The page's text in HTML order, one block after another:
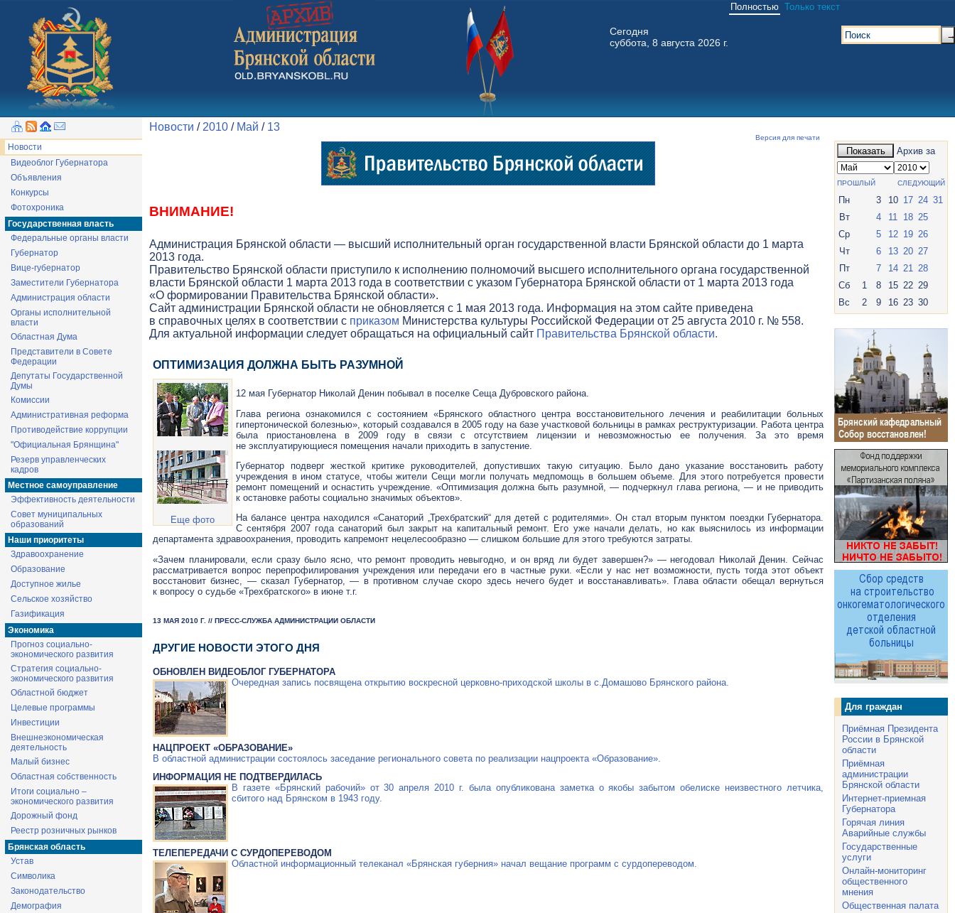
Полностью Только текст
Сегодня
суббота, 8 августа 2026 г.
→
Новости
Видеоблог Губернатора
Объявления
Конкурсы
Фотохроника
Государственная власть
Федеральные органы власти
Губернатор
Вице-губернатор
Заместители Губернатора
Администрация области
Органы исполнительной
власти
Областная Дума
Представители в Совете
Федерации
Депутаты Государственной
Думы
Комиссии
Административная реформа
Противодействие коррупции
"Официальная Брянщина"
Резерв управленческих
кадров
Местное самоуправление
Эффективность деятельности
Совет муниципальных
образований
Наши приоритеты
Здравоохранение
Образование
Доступное жилье
Сельское хозяйство
Газификация
Экономика
Прогноз социально-
экономического развития
Стратегия социально-
экономического развития
Областной бюджет
Целевые программы
Инвестиции
Внешнеэкономическая
деятельность
Малый бизнес
Областная собственность
Итоги социально –
экономического развития
Дорожный фонд
Реестр розничных рынков
Брянская область
Устав
Символика
Законодательство
Демография
Новости / 2010 / Май / 13
Версия для печати
ВНИМАНИЕ!
Администрация Брянской области — высший исполнительный орган государственной власти Брянской области до 1 марта
2013 года.
Правительство Брянской области приступило к исполнению полномочий высшего исполнительного органа государственной
власти Брянской области 1 марта 2013 года в соответствии с указом Губернатора Брянской области от 1 марта 2013 года
«О формировании Правительства Брянской области».
Cайт администрации Брянской области не обновляется с 1 мая 2013 года. Информация на этом сайте приведена
в справочных целях в соответствии с приказом Министерства культуры Российской Федерации от 25 августа 2010 г. № 558.
Для актуальной информации следует обращаться на официальный сайт Правительства Брянской области.
ОПТИМИЗАЦИЯ ДОЛЖНА БЫТЬ РАЗУМНОЙ
Еще фото
12 мая Губернатор Николай Денин побывал в поселке Сеща Дубровского района.
Глава региона ознакомился с состоянием «Брянского областного центра восстановительного лечения и реабилитации больных
гипертонической болезнью», который создавался в 2005 году на базе участковой больницы в рамках реструктуризации. Работа центра
была приостановлена в 2009 году в связи с отсутствием лицензии и невозможностью ее получения. За это время
не эксплуатирующиеся помещения начали приходить в запустение.
Губернатор подверг жесткой критике руководителей, допустивших такую ситуацию. Было дано указание восстановить работу
учреждения в ином статусе, чтобы жители Сещи могли получать медпомощь в большем объеме. Для этого потребуется провести
ремонт помещений и оснастить учреждение. «Оптимизация должна быть разумной, — подчеркнул глава региона, — и не приводить
к остановке работы социально значимых объектов».
На балансе центра находился «Санаторий „Трехбратский“ для детей с родителями». Он стал вторым пунктом поездки Губернатора.
С сентября 2007 года санаторий был закрыт на капитальный ремонт. Его уже начали делать, но как выяснилось из информации
департамента здравоохранения, проводить капремонт нецелесообразно — слишком большие для этого требуются затраты.
«Зачем планировали, если сразу было ясно, что ремонт проводить невыгодно, и он вряд ли будет завершен?» — негодовал Николай Денин. Сейчас
рассматривается вопрос перепрофилирования учреждения или передачи его в частные руки. «Если у нас нет возможности, пусть тогда этот объект
восстановит бизнес, — сказал Губернатор, — в противном случае скоро здесь нечего будет и восстанавливать». Глава области обещал вернуться
к вопросу о судьбе «Трехбратского» в июне т.г.
13 МАЯ 2010 Г. // ПРЕСС-СЛУЖБА АДМИНИСТРАЦИИ ОБЛАСТИ
ДРУГИЕ НОВОСТИ ЭТОГО ДНЯ
ОБНОВЛЕН ВИДЕОБЛОГ ГУБЕРНАТОРА
Очередная запись посвящена открытию воскресной церковно-приходской школы в с.Домашово Брянского района.
НАЦПРОЕКТ «ОБРАЗОВАНИЕ»
В областной администрации состоялось заседание регионального совета по реализации нацпроекта «Образование».
ИНФОРМАЦИЯ НЕ ПОДТВЕРДИЛАСЬ
В газете «Брянский рабочий» от 30 апреля 2010 г. была опубликована заметка о якобы забытом обелиске неизвестного летчика,
сбитого над Брянском в 1943 году.
ТЕЛЕПЕРЕДАЧИ С СУРДОПЕРЕВОДОМ
Областной информационный телеканал «Брянская губерния» начал вещание программ с сурдопереводом.
Показать Архив за
ПРОШЛЫЙ СЛЕДУЮЩИЙ
Пн 3 10 17 24 31
Вт
4 11 18 25
Ср
5 12 19 26
Чт
6 13 20 27
Пт
7 14 21 28
Сб
1 8 15 22 29
Вс
2 9 16 23 30
Для граждан
Приёмная Президента
России в Брянской
области
Приёмная
администрации
Брянской области
Интернет-приемная
Губернатора
Горячая линия
Аварийные службы
Государственные
услуги
Онлайн-мониторинг
общественного
мнения
Общественная палата